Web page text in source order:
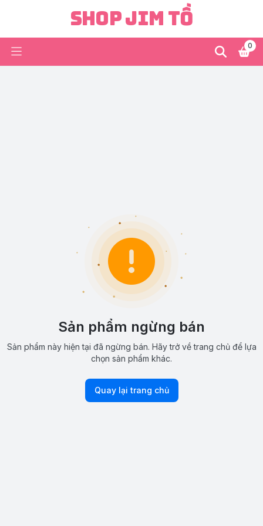
Shop Jim Tồ
0
Sản phẩm ngừng bán
Sản phẩm này hiện tại đã ngừng bán. Hãy trở về trang chủ để lựa
chọn sản phẩm khác.
Quay lại trang chủ